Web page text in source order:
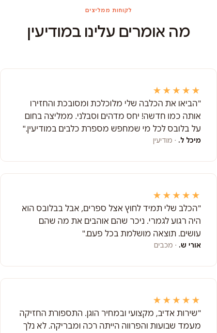
לקוחות ממליצים
מה אומרים עלינו במודיעין
★★★★★
"הביאו את הכלבה שלי מלוכלכת ומסובכת והחזירו
אותה כמו חדשה! יחס מדהים וסבלני. ממליצה בחום
על בלובס לכל מי שמחפש מספרת כלבים במודיעין."
מיכל ל. · מודיעין
★★★★★
"הכלב שלי תמיד לחוץ אצל ספרים, אבל בבלובס הוא
היה רגוע לגמרי. ניכר שהם אוהבים את מה שהם
עושים. תוצאה מושלמת בכל פעם."
אורי ש. · מכבים
★★★★★
"שירות אדיב, מקצועי ובמחיר הוגן. התספורת החזיקה
מעמד שבועות והפרווה הייתה רכה ומבריקה. לא נלך